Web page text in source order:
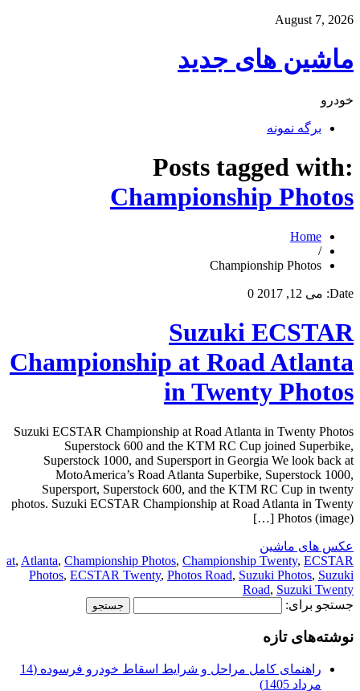
August 7, 2026
ماشین های جدید
خودرو
برگه نمونه
Posts tagged with:
Championship Photos
Home
/
Championship Photos
Date: می 12, 2017 0
Suzuki ECSTAR
Championship at Road Atlanta
in Twenty Photos
Suzuki ECSTAR Championship at Road Atlanta in Twenty Photos
Superstock 600 and the KTM RC Cup joined Superbike,
Superstock 1000, and Supersport in Georgia We look back at
MotoAmerica’s Road Atlanta Superbike, Superstock 1000,
Supersport, Superstock 600, and the KTM RC Cup in twenty
photos. Suzuki ECSTAR Championship at Road Atlanta in Twenty
Photos (image) […]
عکس های ماشین
at, Atlanta, Championship Photos, Championship Twenty, ECSTAR
Photos, ECSTAR Twenty, Photos Road, Suzuki Photos, Suzuki
Road, Suzuki Twenty
جستجو برای:
نوشته‌های تازه
راهنمای کامل مراحل و شرایط اسقاط خودرو فرسوده (14
مرداد 1405)